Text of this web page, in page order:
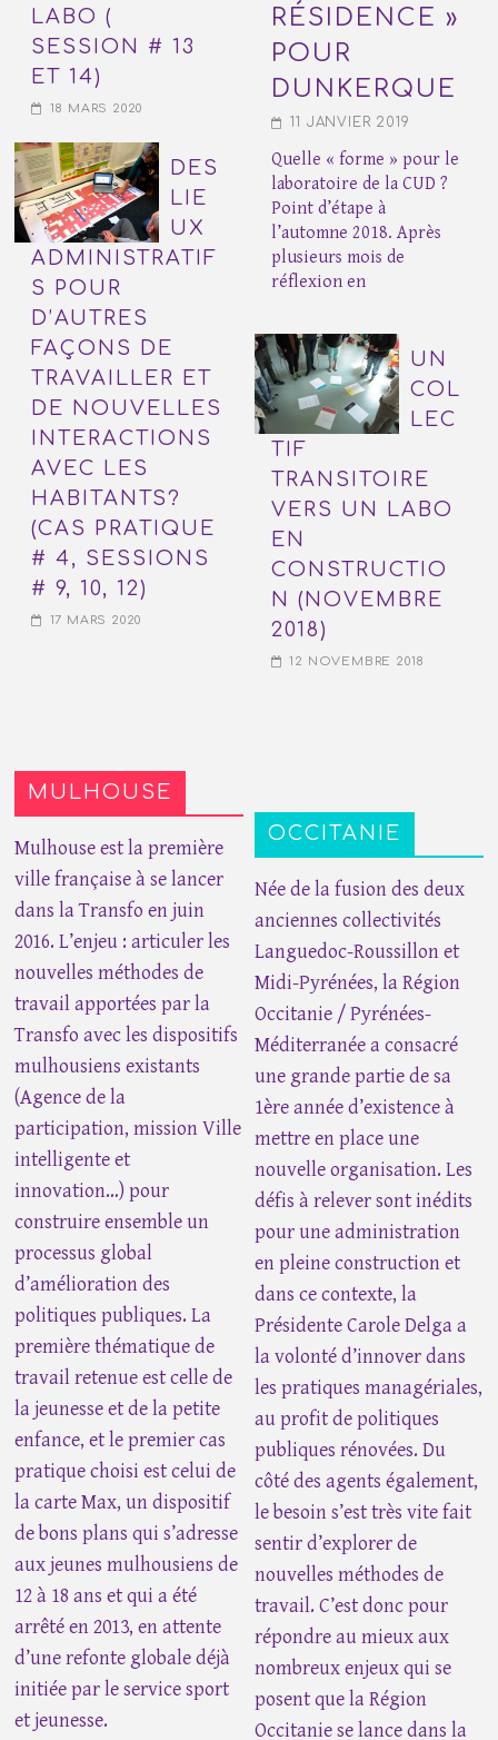
LABO (
SESSION # 13
ET 14)
18 MARS 2020
DES
LIE
UX
ADMINISTRATIF
S POUR
D’AUTRES
FAÇONS DE
TRAVAILLER ET
DE NOUVELLES
INTERACTIONS
AVEC LES
HABITANTS?
(CAS PRATIQUE
# 4, SESSIONS
# 9, 10, 12)
17 MARS 2020
MULHOUSE
Mulhouse est la première
ville française à se lancer
dans la Transfo en juin
2016. L’enjeu : articuler les
nouvelles méthodes de
travail apportées par la
Transfo avec les dispositifs
mulhousiens existants
(Agence de la
participation, mission Ville
intelligente et
innovation…) pour
construire ensemble un
processus global
d’amélioration des
politiques publiques. La
première thématique de
travail retenue est celle de
la jeunesse et de la petite
enfance, et le premier cas
pratique choisi est celui de
la carte Max, un dispositif
de bons plans qui s’adresse
aux jeunes mulhousiens de
12 à 18 ans et qui a été
arrêté en 2013, en attente
d’une refonte globale déjà
initiée par le service sport
et jeunesse.
RÉSIDENCE »
POUR
DUNKERQUE
11 JANVIER 2019
Quelle « forme » pour le
laboratoire de la CUD ?
Point d’étape à
l’automne 2018. Après
plusieurs mois de
réflexion en
UN
COL
LEC
TIF
TRANSITOIRE
VERS UN LABO
EN
CONSTRUCTIO
N (NOVEMBRE
2018)
12 NOVEMBRE 2018
OCCITANIE
Née de la fusion des deux
anciennes collectivités
Languedoc-Roussillon et
Midi-Pyrénées, la Région
Occitanie / Pyrénées-
Méditerranée a consacré
une grande partie de sa
1ère année d’existence à
mettre en place une
nouvelle organisation. Les
défis à relever sont inédits
pour une administration
en pleine construction et
dans ce contexte, la
Présidente Carole Delga a
la volonté d’innover dans
les pratiques managériales,
au profit de politiques
publiques rénovées. Du
côté des agents également,
le besoin s’est très vite fait
sentir d’explorer de
nouvelles méthodes de
travail. C’est donc pour
répondre au mieux aux
nombreux enjeux qui se
posent que la Région
Occitanie se lance dans la